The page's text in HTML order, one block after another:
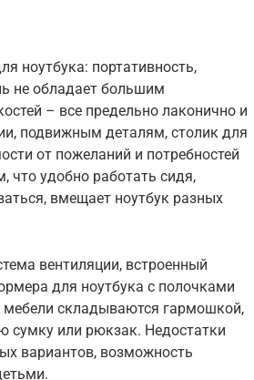
ноутбука: портативность,
не обладает большим
– все предельно лаконично и
подвижным деталям, столик для
от пожеланий и потребностей
что удобно работать сидя,
вмещает ноутбук разных
вентиляции, встроенный
для ноутбука с полочками
складываются гармошкой,
сумку или рюкзак. Недостатки
вариантов, возможность